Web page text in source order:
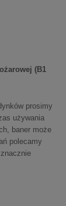
(B1
prosimy
używania
baner może
polecamy